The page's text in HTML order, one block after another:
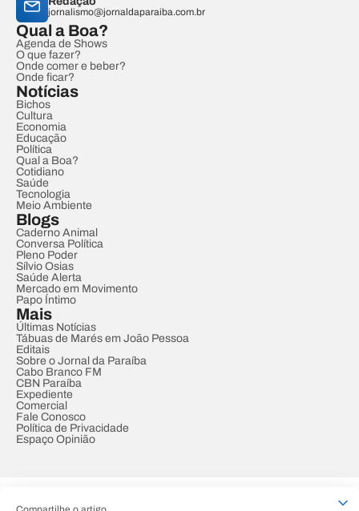
jornalismo@jornaldaparaiba.com.br
Qual a Boa?
Agenda de Shows
O que fazer?
Onde comer e beber?
Onde ficar?
Notícias
Bichos
Cultura
Economia
Educação
Política
Qual a Boa?
Cotidiano
Saúde
Tecnologia
Meio Ambiente
Blogs
Caderno Animal
Conversa Política
Pleno Poder
Sílvio Osias
Saúde Alerta
Mercado em Movimento
Papo Íntimo
Mais
Últimas Notícias
Tábuas de Marés em João Pessoa
Editais
Sobre o Jornal da Paraíba
Cabo Branco FM
CBN Paraíba
Expediente
Comercial
Fale Conosco
Política de Privacidade
Espaço Opinião